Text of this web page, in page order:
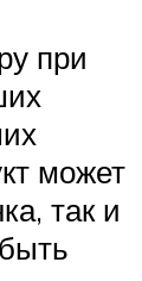
при
может
так и